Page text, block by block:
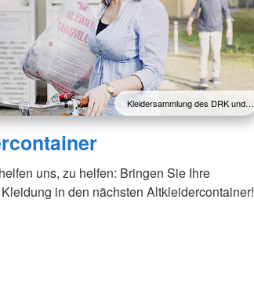
Kleidersammlung des DRK und…
uns, zu helfen: Bringen Sie Ihre
in den nächsten Altkleidercontainer!